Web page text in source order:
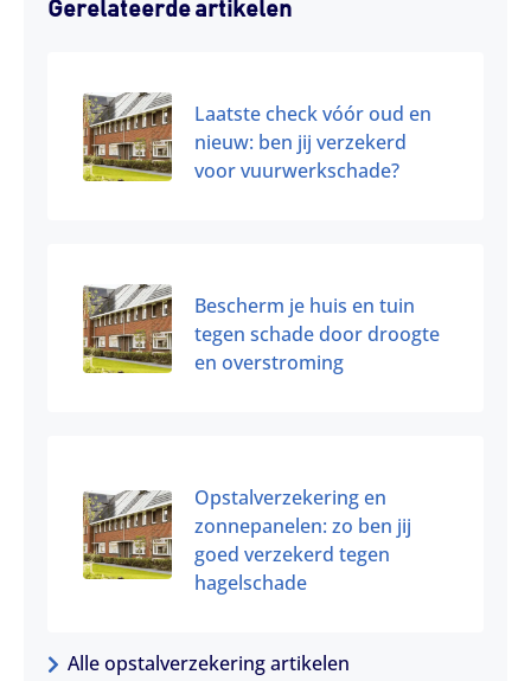
Gerelateerde artikelen
Laatste check vóór oud en
nieuw: ben jij verzekerd
voor vuurwerkschade?
Bescherm je huis en tuin
tegen schade door droogte
en overstroming
Opstalverzekering en
zonnepanelen: zo ben jij
goed verzekerd tegen
hagelschade
Alle opstalverzekering artikelen